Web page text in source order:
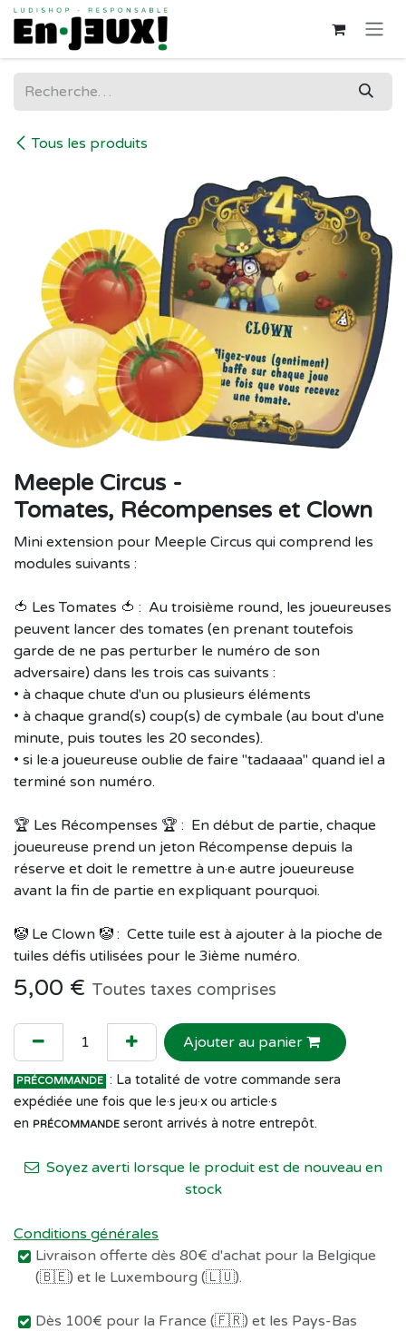
Se rendre au contenu
Tous les produits
Meeple Circus -
Tomates, Récompenses et Clown
Mini extension pour Meeple Circus qui comprend les
modules suivants :
🍅 Les Tomates 🍅 : Au troisième round, les joueureuses
peuvent lancer des tomates (en prenant toutefois
garde de ne pas perturber le numéro de son
adversaire) dans les trois cas suivants :
• à chaque chute d'un ou plusieurs éléments
• à chaque grand(s) coup(s) de cymbale (au bout d'une
minute, puis toutes les 20 secondes).
• si le·a joueureuse oublie de faire "tadaaaa" quand iel a
terminé son numéro.
🏆 Les Récompenses 🏆 : En début de partie, chaque
joueureuse prend un jeton Récompense depuis la
réserve et doit le remettre à un·e autre joueureuse
avant la fin de partie en expliquant pourquoi.
🤡 Le Clown 🤡 : Cette tuile est à ajouter à la pioche de
tuiles défis utilisées pour le 3ième numéro.
5,00 € Toutes taxes comprises
Ajouter au panier
PRÉCOMMANDE : La totalité de votre commande sera
expédiée une fois que le·s jeu·x ou article·s
en PRÉCOMMANDE seront arrivés à notre entrepôt.
Soyez averti lorsque le produit est de nouveau en
stock
Conditions générales
Livraison offerte dès 80€ d'achat pour la Belgique
(🇧🇪) et le Luxembourg (🇱🇺).
Dès 100€ pour la France (🇫🇷) et les Pays-Bas